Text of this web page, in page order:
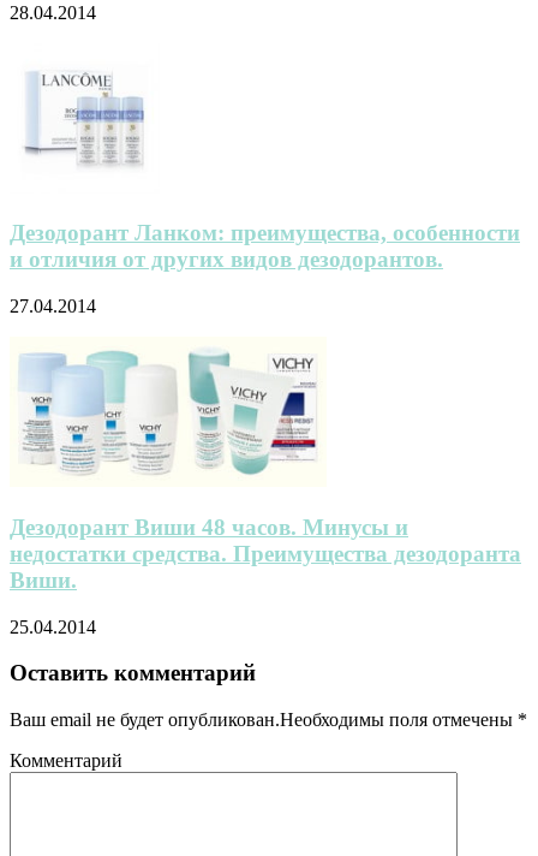
28.04.2014
Дезодорант Ланком: преимущества, особенности
и отличия от других видов дезодорантов.
27.04.2014
Дезодорант Виши 48 часов. Минусы и
недостатки средства. Преимущества дезодоранта
Виши.
25.04.2014
Оставить комментарий
Ваш email не будет опубликован.Необходимы поля отмечены *
Комментарий